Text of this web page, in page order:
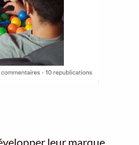
leur marque